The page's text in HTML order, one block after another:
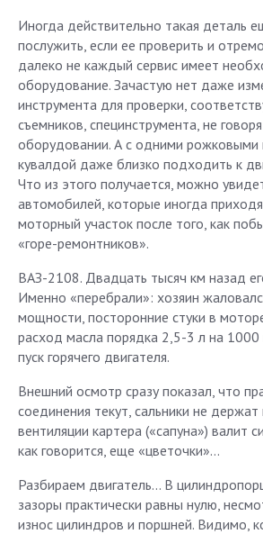
Иногда действительно такая деталь
послужить, если ее проверить и
далеко не каждый сервис имеет
оборудование. Зачаcтую нет даже
инструмента для проверки,
съемников, специнструмента, не
оборудовании. А с одними рожковыми
кувалдой даже близко подходить к
Что из этого получается, можно
автомобилей, которые иногда
моторный участок после того, как
«горе-ремонтников».
ВАЗ-2108. Двадцать тысяч км назад
Именно «перебрали»: хозяин
мощности, посторонние стуки в
расход масла порядка 2,5-3 л на 1000
пуск горячего двигателя.
Внешний осмотр сразу показал, что
соединения текут, сальники не держат
вентиляции картера («сапуна») валит
как говорится, еще «цветочки»...
Разбираем двигатель... В
зазоры практически равны нулю,
износ цилиндров и поршней. Видимо,